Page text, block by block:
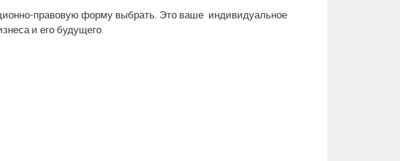
правовую форму выбрать. Это ваше индивидуальное
и его будущего.